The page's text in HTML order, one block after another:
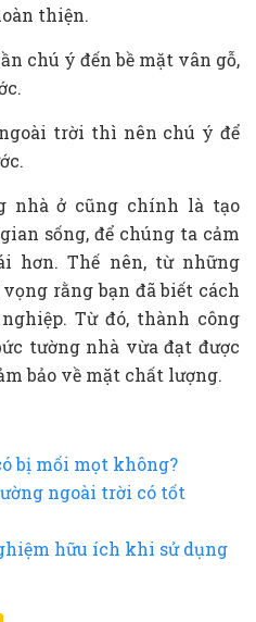
thiện.
chú ý đến bề mặt vân gỗ,
trời thì nên chú ý để
nhà ở cũng chính là tạo
sống, để chúng ta cảm
hơn. Thế nên, từ những
rằng bạn đã biết cách
Từ đó, thành công
tường nhà vừa đạt được
bảo về mặt chất lượng.
bị mối mọt không?
ngoài trời có tốt
hữu ích khi sử dụng